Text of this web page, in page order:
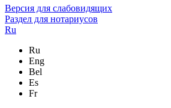
Версия для слабовидящих
Раздел для нотариусов
Ru
Ru
Eng
Bel
Es
Fr